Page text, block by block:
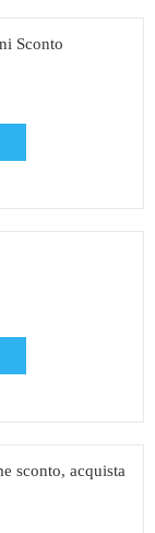
Sconto
sconto, acquista